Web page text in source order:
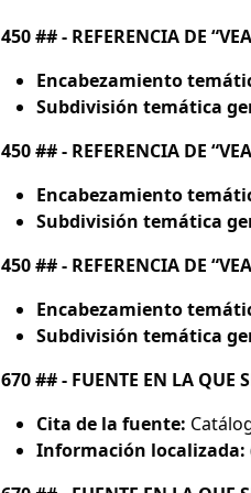
450 ## - REFERENCIA DE
Encabezamiento
Subdivisión temática
450 ## - REFERENCIA DE
Encabezamiento
Subdivisión temática
450 ## - REFERENCIA DE
Encabezamiento
Subdivisión temática
670 ## - FUENTE EN LA QUE
Cita de la fuente:
Información localizada: